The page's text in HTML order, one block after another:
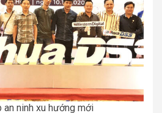
an ninh xu hướng mới